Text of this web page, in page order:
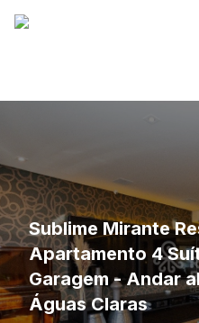
Sublime Mirante
Apartamento 4
Garagem - Andar
Águas Claras